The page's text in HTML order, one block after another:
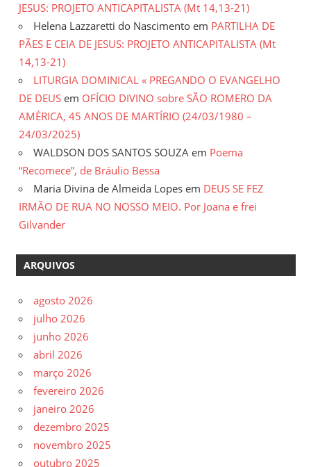
JESUS: PROJETO ANTICAPITALISTA (Mt 14,13-21)
Helena Lazzaretti do Nascimento em PARTILHA DE
PÃES E CEIA DE JESUS: PROJETO ANTICAPITALISTA (Mt
14,13-21)
LITURGIA DOMINICAL « PREGANDO O EVANGELHO
DE DEUS em OFÍCIO DIVINO sobre SÃO ROMERO DA
AMÉRICA, 45 ANOS DE MARTÍRIO (24/03/1980 –
24/03/2025)
WALDSON DOS SANTOS SOUZA em Poema
“Recomece”, de Bráulio Bessa
Maria Divina de Almeida Lopes em DEUS SE FEZ
IRMÃO DE RUA NO NOSSO MEIO. Por Joana e frei
Gilvander
ARQUIVOS
agosto 2026
julho 2026
junho 2026
abril 2026
março 2026
fevereiro 2026
janeiro 2026
dezembro 2025
novembro 2025
outubro 2025